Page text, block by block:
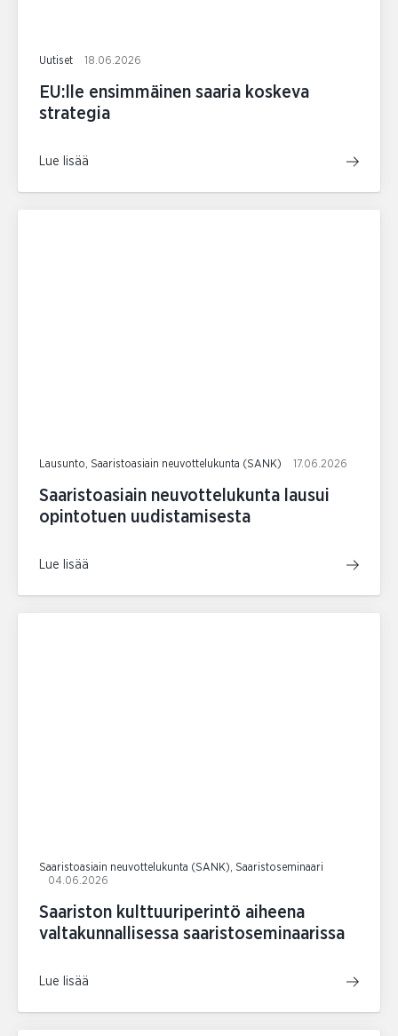
Uutiset 18.06.2026
EU:lle ensimmäinen saaria koskeva
strategia
Lue lisää
Lausunto, Saaristoasiain neuvottelukunta (SANK) 17.06.2026
Saaristoasiain neuvottelukunta lausui
opintotuen uudistamisesta
Lue lisää
Saaristoasiain neuvottelukunta (SANK), Saaristoseminaari
04.06.2026
Saariston kulttuuriperintö aiheena
valtakunnallisessa saaristoseminaarissa
Lue lisää